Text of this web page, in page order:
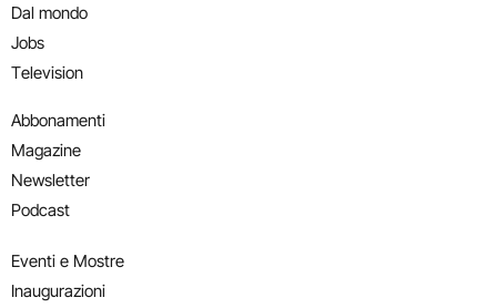
Dal mondo
Jobs
Television
Abbonamenti
Magazine
Newsletter
Podcast
Eventi e Mostre
Inaugurazioni